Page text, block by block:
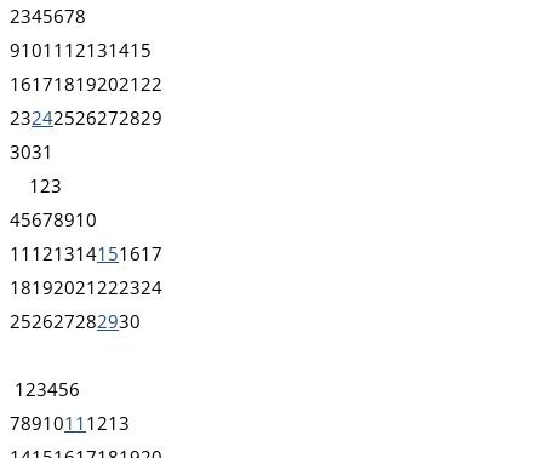
2345678
91011 12131415
161718192021 22
23242526272829
3031
1 23
45678910
11 121314151617
18192021 222324
252627282930
1 23456
7891011 1213